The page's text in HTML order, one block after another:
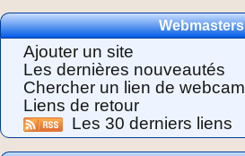
Webmasters
Ajouter un site
Les dernières nouveautés
Chercher un lien de webcam
Liens de retour
Les 30 derniers liens